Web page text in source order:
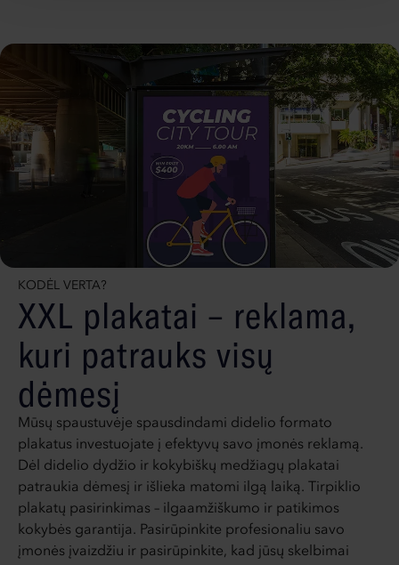
KODĖL VERTA?
XXL plakatai – reklama,
kuri patrauks visų
dėmesį
Mūsų spaustuvėje spausdindami didelio formato
plakatus investuojate į efektyvų savo įmonės reklamą.
Dėl didelio dydžio ir kokybiškų medžiagų plakatai
patraukia dėmesį ir išlieka matomi ilgą laiką. Tirpiklio
plakatų pasirinkimas – ilgaamžiškumo ir patikimos
kokybės garantija. Pasirūpinkite profesionaliu savo
įmonės įvaizdžiu ir pasirūpinkite, kad jūsų skelbimai